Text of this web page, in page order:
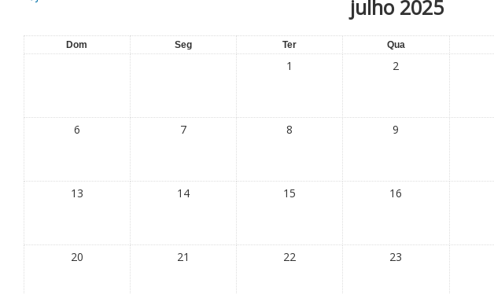
julho 2025
Dom Seg Ter Qua
1 2
6 7 8 9
13 14 15 16
20 21 22 23